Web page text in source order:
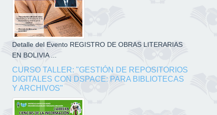
Detalle del Evento REGISTRO DE OBRAS LITERARIAS
EN BOLIVIA ...
CURSO TALLER: "GESTIÓN DE REPOSITORIOS
DIGITALES CON DSPACE: PARA BIBLIOTECAS
Y ARCHIVOS"